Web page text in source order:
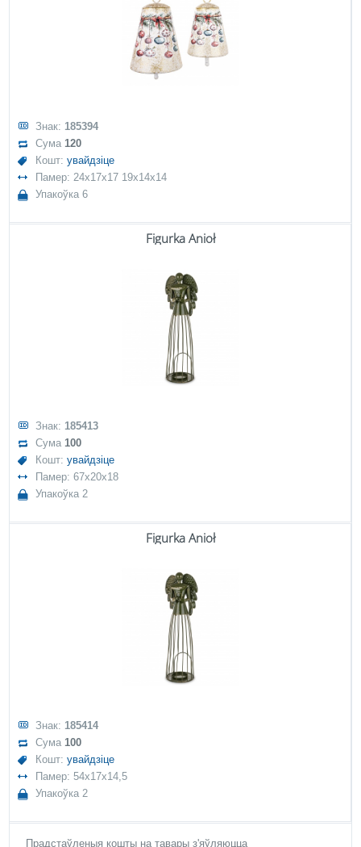
Знак: 185394
Сума120
Кошт:увайдзіце
Памер: 24x17x17 19x14x14
Упакоўка 6
Figurka Anioł
Знак: 185413
Сума100
Кошт:увайдзіце
Памер: 67x20x18
Упакоўка 2
Figurka Anioł
Знак: 185414
Сума100
Кошт:увайдзіце
Памер: 54x17x14,5
Упакоўка 2
Прадстаўленыя кошты на тавары з'яўляюцца